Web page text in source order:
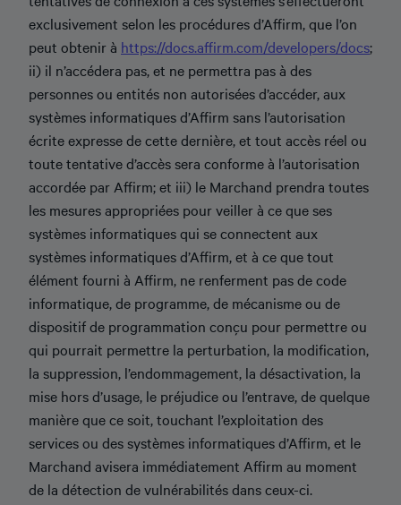
exclusivement selon les procédures d’Affirm, que l’on
peut obtenir à https://docs.affirm.com/developers/docs;
ii) il n’accédera pas, et ne permettra pas à des
personnes ou entités non autorisées d’accéder, aux
systèmes informatiques d’Affirm sans l’autorisation
écrite expresse de cette dernière, et tout accès réel ou
toute tentative d’accès sera conforme à l’autorisation
accordée par Affirm; et iii) le Marchand prendra toutes
les mesures appropriées pour veiller à ce que ses
systèmes informatiques qui se connectent aux
systèmes informatiques d’Affirm, et à ce que tout
élément fourni à Affirm, ne renferment pas de code
informatique, de programme, de mécanisme ou de
dispositif de programmation conçu pour permettre ou
qui pourrait permettre la perturbation, la modification,
la suppression, l’endommagement, la désactivation, la
mise hors d’usage, le préjudice ou l’entrave, de quelque
manière que ce soit, touchant l’exploitation des
services ou des systèmes informatiques d’Affirm, et le
Marchand avisera immédiatement Affirm au moment
de la détection de vulnérabilités dans ceux-ci.